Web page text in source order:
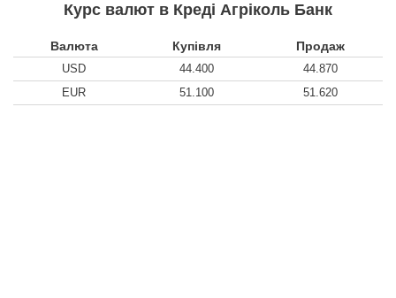
Курс валют в Креді Агріколь Банк
Валюта Купівля Продаж
USD 44.400
44.870
EUR
51.100 51.620